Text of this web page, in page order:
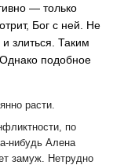
— только
Бог с ней. Не
злиться. Таким
подобное
расти.
по
нибудь Алена
замуж. Нетрудно